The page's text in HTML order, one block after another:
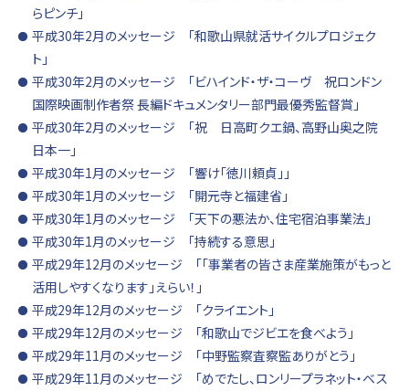
らピンチ」
平成30年2月のメッセージ 「和歌山県就活サイクルプロジェク
ト」
平成30年2月のメッセージ 「ビハインド・ザ・コーヴ 祝ロンドン
国際映画制作者祭 長編ドキュメンタリー部門最優秀監督賞」
平成30年2月のメッセージ 「祝 日高町クエ鍋、高野山奥之院
日本一」
平成30年1月のメッセージ 「響け「徳川頼貞」」
平成30年1月のメッセージ 「開元寺と福建省」
平成30年1月のメッセージ 「天下の悪法か、住宅宿泊事業法」
平成30年1月のメッセージ 「持続する意思」
平成29年12月のメッセージ 「「事業者の皆さま産業施策がもっと
活用しやすくなります」えらい！」
平成29年12月のメッセージ 「クライエント」
平成29年12月のメッセージ 「和歌山でジビエを食べよう」
平成29年11月のメッセージ 「中野監察査察監ありがとう」
平成29年11月のメッセージ 「めでたし、ロンリープラネット・ベス